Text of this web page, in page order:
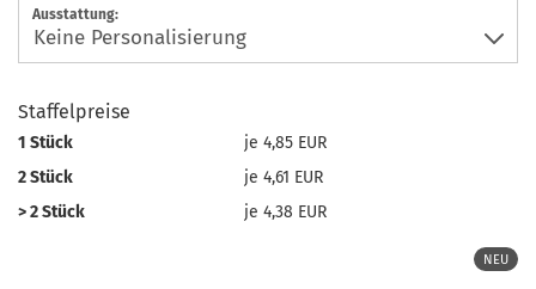
Ausstattung:
Staffelpreise
1 Stück
je 4,85 EUR
2 Stück
je 4,61 EUR
> 2 Stück
je 4,38 EUR
NEU